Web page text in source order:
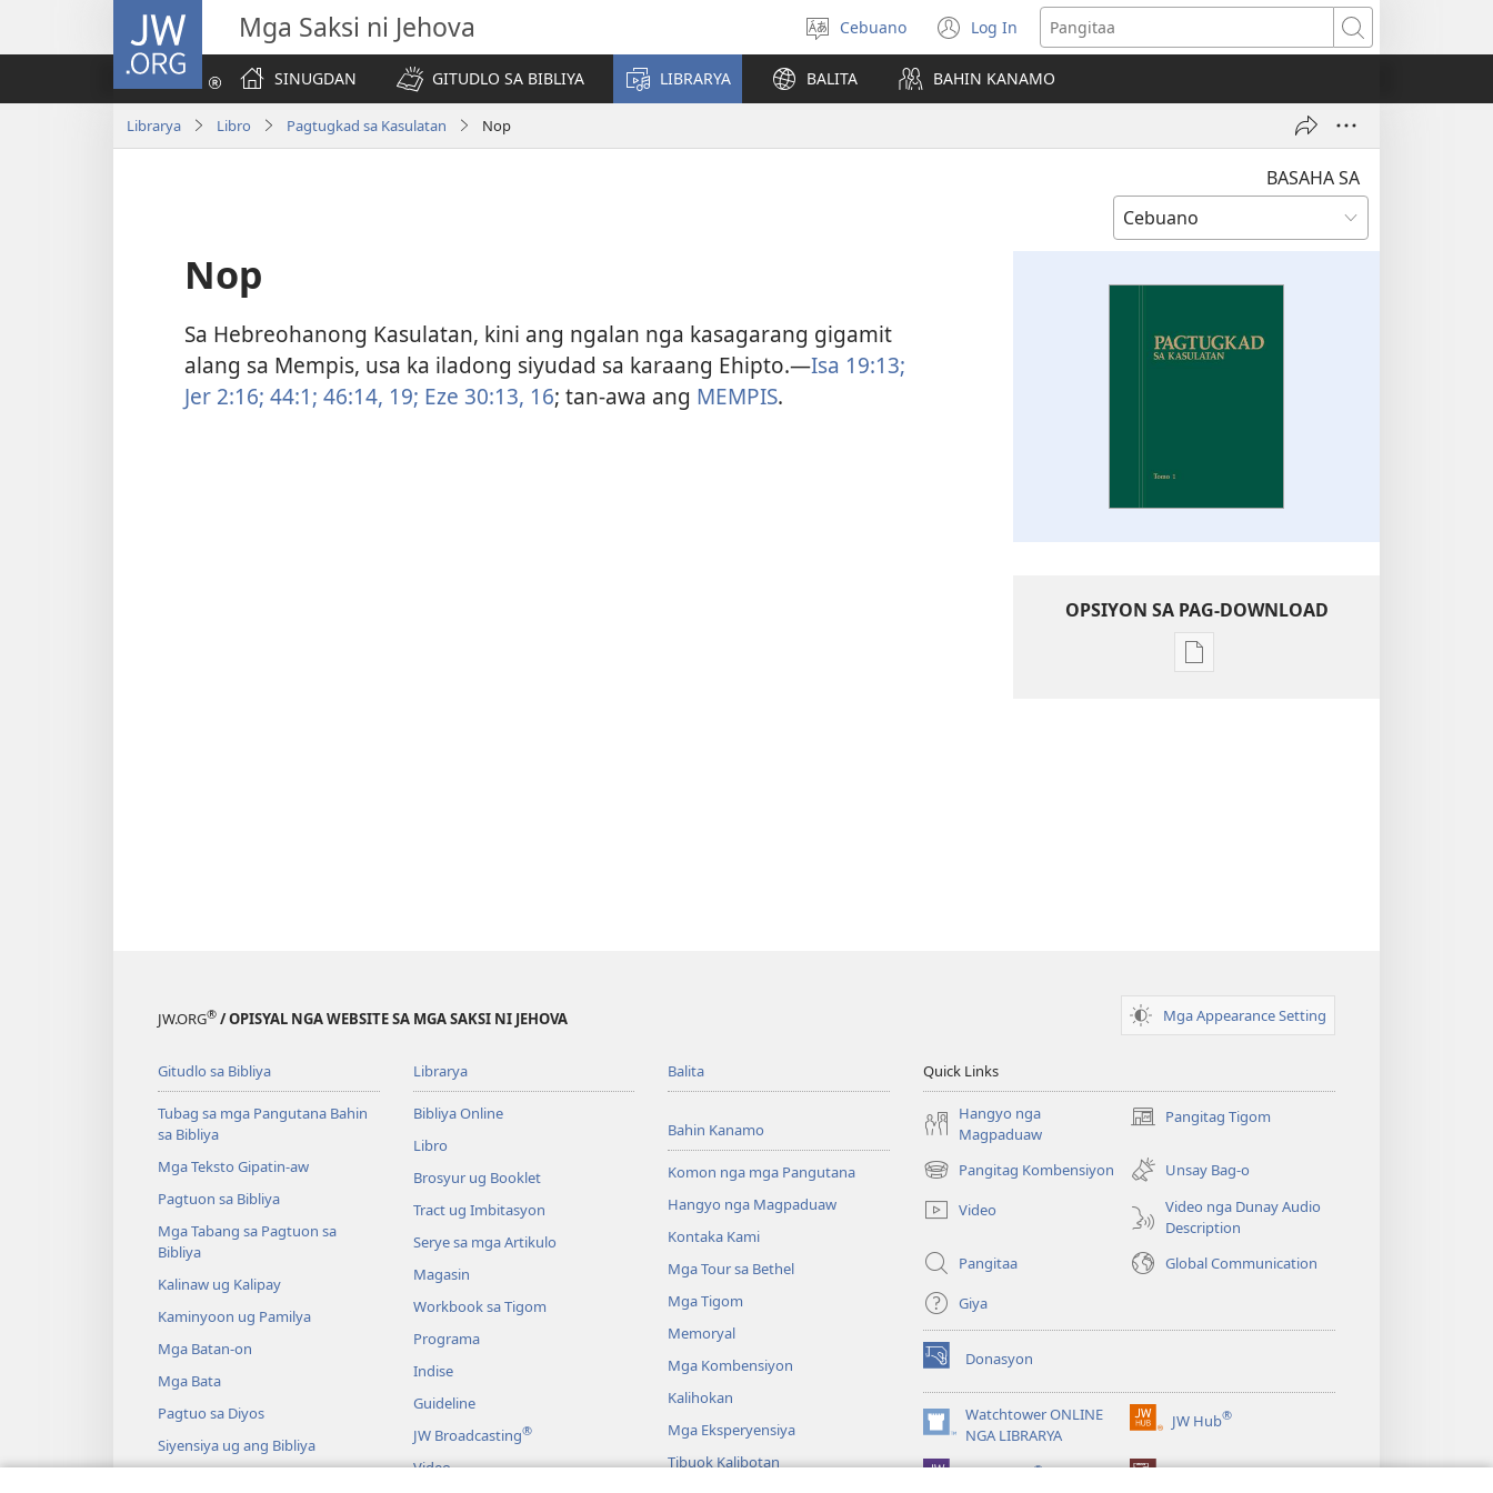
JW.ORG Mga Saksi ni Jehova
Pagpilig
pinulongan
Cebuano Log In
(mo-
open
ug
bag-
window)
Pangitaa
SINUGDAN
GITUDLO SA BIBLIYA LIBRARYA BALITA BAHIN KANAMO
Librarya Libro Pagtugkad sa Kasulatan Nop
BASAHA SA
Nop
Sa Hebreohanong Kasulatan, kini ang ngalan nga kasagarang gigamit
alang sa Mempis, usa ka iladong siyudad sa karaang Ehipto.​—Isa 19:13;
Jer 2:16; 44:1; 46:​14, 19; Eze 30:​13, 16; tan-awa ang MEMPIS.
OPSIYON SA PAG-DOWNLOAD
Opsiyon
JW.ORG® / OPISYAL NGA WEBSITE SA MGA SAKSI NI JEHOVA Mga Appearance Setting
Gitudlo sa Bibliya
Tubag sa mga Pangutana Bahin
sa Bibliya
Mga Teksto Gipatin-aw
Pagtuon sa Bibliya
Mga Tabang sa Pagtuon sa
Bibliya
Kalinaw ug Kalipay
Kaminyoon ug Pamilya
Mga Batan-on
Mga Bata
Pagtuo sa Diyos
Siyensiya ug ang Bibliya
Librarya
Bibliya Online
Libro
Brosyur ug Booklet
Tract ug Imbitasyon
Serye sa mga Artikulo
Magasin
Workbook sa Tigom
Programa
Indise
Guideline
JW Broadcasting®
Video
Balita
Bahin Kanamo
Komon nga mga Pangutana
Hangyo nga Magpaduaw
Kontaka Kami
Mga Tour sa Bethel
Mga Tigom
Memoryal
Mga Kombensiyon
Kalihokan
Mga Eksperyensiya
Tibuok Kalibotan
Quick Links
Hangyo nga
Magpaduaw
Pangitag Tigom
(mo-
ug
ong
window)
Pangitag Kombensiyon
(mo-
open
ug
ong
Unsay Bag-o
Video
Video nga Dunay Audio
Description
Pangitaa
Global Communication
Giya
Donasyon
(mo-
open
ug
bag-
window)
Watchtower ONLINE
NGA LIBRARYA
(mo-
open
JW Hub®
(mo-
ug
®